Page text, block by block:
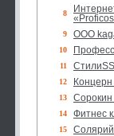
8
9 ООО
10
11
12
13
14 Фитнес
15